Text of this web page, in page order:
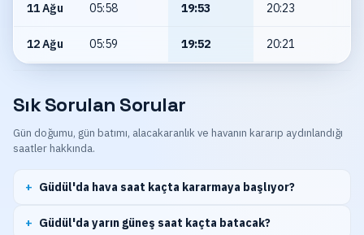
11 Ağu 05:58 19:53 20:23
12 Ağu 05:59 19:52 20:21
Sık Sorulan Sorular
Gün doğumu, gün batımı, alacakaranlık ve havanın kararıp aydınlandığı
saatler hakkında.
Güdül'da hava saat kaçta kararmaya başlıyor?
Güdül'da yarın güneş saat kaçta batacak?